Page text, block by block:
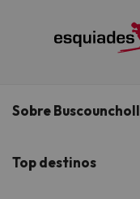
Sobre
¿Quiénes somos?
Top destinos